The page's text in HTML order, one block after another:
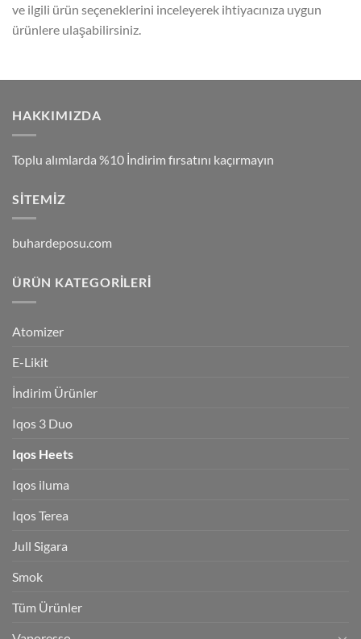
ve ilgili ürün seçeneklerini inceleyerek ihtiyacınıza uygun
ürünlere ulaşabilirsiniz.
HAKKIMIZDA
Toplu alımlarda %10 İndirim fırsatını kaçırmayın
SITEMIZ
buhardeposu.com
ÜRÜN KATEGORILERI
Atomizer
E-Likit
İndirim Ürünler
Iqos 3 Duo
Iqos Heets
Iqos iluma
Iqos Terea
Jull Sigara
Smok
Tüm Ürünler